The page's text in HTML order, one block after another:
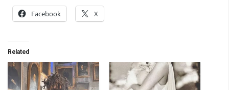
Facebook X
Related